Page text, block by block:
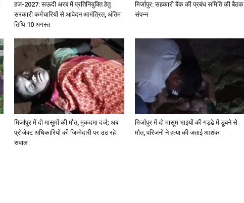
हज-2027: सऊदी अरब में प्रतिनियुक्ति हेतु
सरकारी कर्मचारियों से आवेदन आमंत्रित, अंतिम
तिथि 10 अगस्त
मिर्जापुर: सहकारी बैंक की प्रबंध समिति की बैठक
संपन्न
मिर्जापुर में दो मासूमों की मौत, मुकदमा दर्ज; अब
प्रोजेक्ट अधिकारियों की जिम्मेदारी पर उठ रहे
सवाल
मिर्जापुर में दो मासूम भाइयों की गड्ढे में डूबने से
मौत, परिजनों ने हत्या की जताई आशंका